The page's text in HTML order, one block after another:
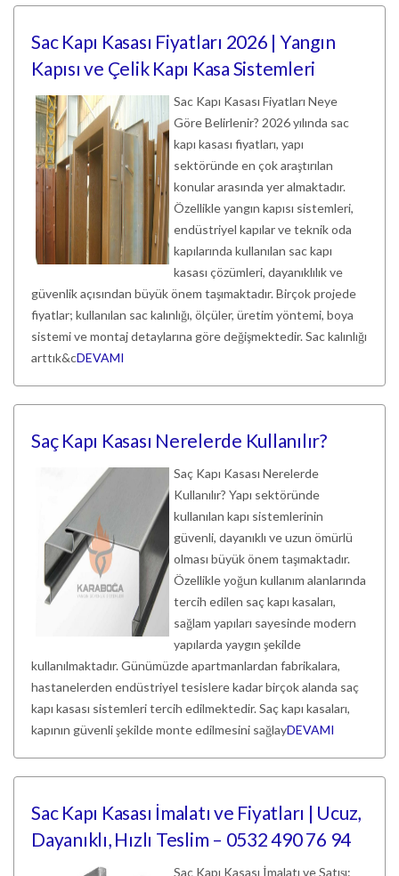
Sac Kapı Kasası Fiyatları 2026 | Yangın
Kapısı ve Çelik Kapı Kasa Sistemleri
Sac Kapı Kasası Fiyatları Neye
Göre Belirlenir? 2026 yılında sac
kapı kasası fiyatları, yapı
sektöründe en çok araştırılan
konular arasında yer almaktadır.
Özellikle yangın kapısı sistemleri,
endüstriyel kapılar ve teknik oda
kapılarında kullanılan sac kapı
kasası çözümleri, dayanıklılık ve
güvenlik açısından büyük önem taşımaktadır. Birçok projede
fiyatlar; kullanılan sac kalınlığı, ölçüler, üretim yöntemi, boya
sistemi ve montaj detaylarına göre değişmektedir. Sac kalınlığı
arttık&cDEVAMI
Saç Kapı Kasası Nerelerde Kullanılır?
Saç Kapı Kasası Nerelerde
Kullanılır? Yapı sektöründe
kullanılan kapı sistemlerinin
güvenli, dayanıklı ve uzun ömürlü
olması büyük önem taşımaktadır.
Özellikle yoğun kullanım alanlarında
tercih edilen saç kapı kasaları,
sağlam yapıları sayesinde modern
yapılarda yaygın şekilde
kullanılmaktadır. Günümüzde apartmanlardan fabrikalara,
hastanelerden endüstriyel tesislere kadar birçok alanda saç
kapı kasası sistemleri tercih edilmektedir. Saç kapı kasaları,
kapının güvenli şekilde monte edilmesini sağlayDEVAMI
Sac Kapı Kasası İmalatı ve Fiyatları | Ucuz,
Dayanıklı, Hızlı Teslim – 0532 490 76 94
Sac Kapı Kasası İmalatı ve Satışı: